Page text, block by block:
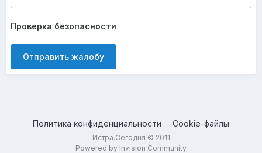
Проверка безопасности
Отправить жалобу
Политика конфиденциальности Cookie-файлы
Истра.Сегодня © 2011
Powered by Invision Community